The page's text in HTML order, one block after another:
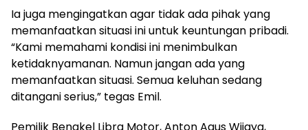
Ia juga mengingatkan agar tidak ada pihak yang
memanfaatkan situasi ini untuk keuntungan pribadi.
“Kami memahami kondisi ini menimbulkan
ketidaknyamanan. Namun jangan ada yang
memanfaatkan situasi. Semua keluhan sedang
ditangani serius,” tegas Emil.
Pemilik Bengkel Libra Motor, Anton Agus Wijaya,